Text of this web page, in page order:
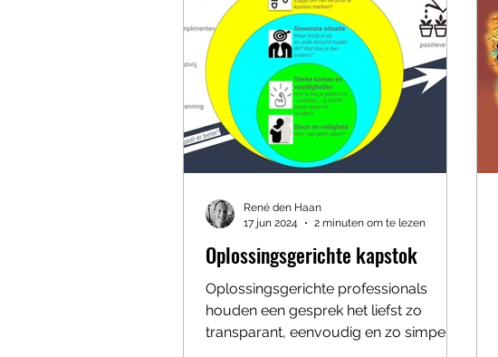
Oplossingsgerichte kapstok
Oplossingsgerichte professionals
houden een gesprek het liefst zo
transparant, eenvoudig en zo simpel
René den Haan
17 jun 2024
2 minuten om te lezen